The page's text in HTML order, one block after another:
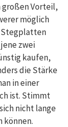
Vorteil,
möglich
Stegplatten
zwei
kaufen,
die Stärke
in einer
ist. Stimmt
nicht lange
können.